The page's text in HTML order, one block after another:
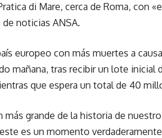
di Mare, cerca de Roma, con
noticias ANSA.
europeo con más muertes a
mañana, tras recibir un lote
que espera un total de 40
más grande de la historia de
es un momento